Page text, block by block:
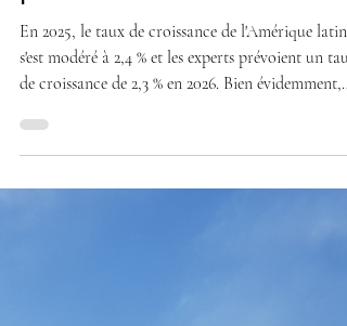
prévisions
En 2025, le taux de croissance de l'Amérique latine
de croissance de 2,3 % en 2026. Bien évidemment,
tous les pays de la région n’ont pas eu les mêmes
résultats économiques. Alors quelles furent les